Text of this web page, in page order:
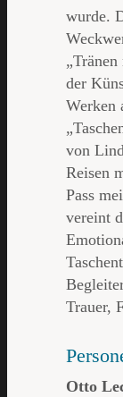
wurde.
der
Werken
von
Reisen
Pass
vereint
Trauer,
Otto